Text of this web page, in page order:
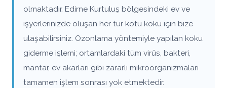
olmaktadır. Edirne Kurtuluş bölgesindeki ev ve
işyerlerinizde oluşan her tür kötü koku için bize
ulaşabilirsiniz. Ozonlama yöntemiyle yapılan koku
giderme işlemi; ortamlardaki tüm virüs, bakteri,
mantar, ev akarları gibi zararlı mikroorganizmaları
tamamen işlem sonrası yok etmektedir.